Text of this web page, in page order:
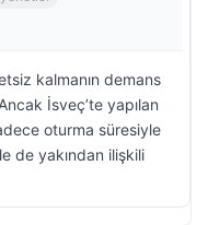
kalmanın demans
İsveç’te yapılan
oturma süresiyle
de yakından ilişkili